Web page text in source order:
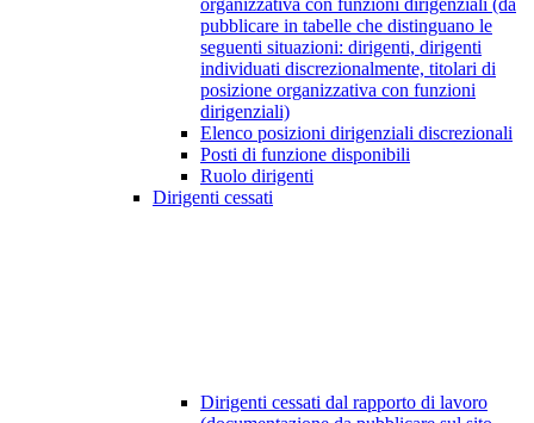
organizzativa con funzioni dirigenziali (da
pubblicare in tabelle che distinguano le
seguenti situazioni: dirigenti, dirigenti
individuati discrezionalmente, titolari di
posizione organizzativa con funzioni
dirigenziali)
Elenco posizioni dirigenziali discrezionali
Posti di funzione disponibili
Ruolo dirigenti
Dirigenti cessati
Dirigenti cessati dal rapporto di lavoro